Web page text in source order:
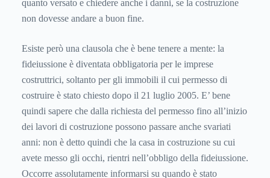
quanto versato e chiedere anche i danni, se la costruzione
non dovesse andare a buon fine.
Esiste però una clausola che è bene tenere a mente: la
fideiussione è diventata obbligatoria per le imprese
costruttrici, soltanto per gli immobili il cui permesso di
costruire è stato chiesto dopo il 21 luglio 2005. E’ bene
quindi sapere che dalla richiesta del permesso fino all’inizio
dei lavori di costruzione possono passare anche svariati
anni: non è detto quindi che la casa in costruzione su cui
avete messo gli occhi, rientri nell’obbligo della fideiussione.
Occorre assolutamente informarsi su quando è stato